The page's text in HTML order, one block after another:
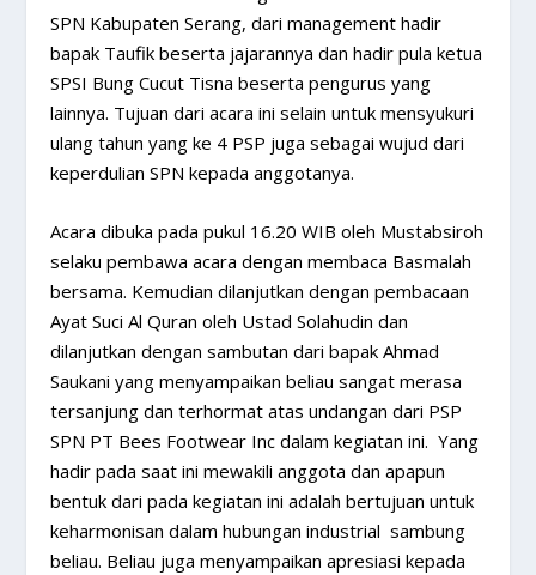
SPN Kabupaten Serang, dari management hadir
bapak Taufik beserta jajarannya dan hadir pula ketua
SPSI Bung Cucut Tisna beserta pengurus yang
lainnya. Tujuan dari acara ini selain untuk mensyukuri
ulang tahun yang ke 4 PSP juga sebagai wujud dari
keperdulian SPN kepada anggotanya.
Acara dibuka pada pukul 16.20 WIB oleh Mustabsiroh
selaku pembawa acara dengan membaca Basmalah
bersama. Kemudian dilanjutkan dengan pembacaan
Ayat Suci Al Quran oleh Ustad Solahudin dan
dilanjutkan dengan sambutan dari bapak Ahmad
Saukani yang menyampaikan beliau sangat merasa
tersanjung dan terhormat atas undangan dari PSP 
SPN PT Bees Footwear Inc dalam kegiatan ini.  Yang
hadir pada saat ini mewakili anggota dan apapun
bentuk dari pada kegiatan ini adalah bertujuan untuk
keharmonisan dalam hubungan industrial  sambung
beliau. Beliau juga menyampaikan apresiasi kepada